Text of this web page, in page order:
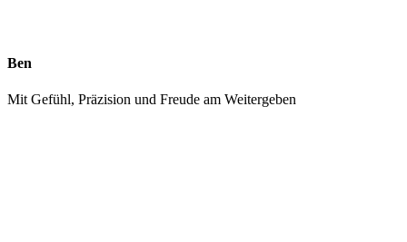
Ben
Mit Gefühl, Präzision und Freude am Weitergeben